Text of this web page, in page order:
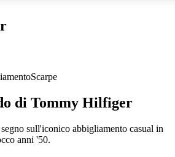
Scarpe
di Tommy Hilfiger
sull'iconico abbigliamento casual in
anni '50.